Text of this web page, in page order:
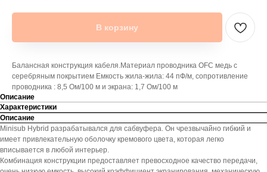
В корзину
Балансная конструкция кабеля.Материал проводника OFC медь с
серебряным покрытием Емкость жила-жила: 44 пФ/м, сопротивление
проводника : 8,5 Ом/100 м и экрана: 1,7 Ом/100 м
Описание
Характеристики
Описание
Minisub Hybrid разрабатывался для сабвуфера. Он чрезвычайно гибкий и
имеет привлекательную оболочку кремового цвета, которая легко
вписывается в любой интерьер.
Комбинация конструкции предоставляет превосходное качество передачи,